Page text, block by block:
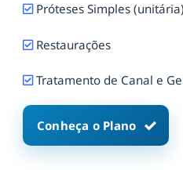
Próteses Simples (unitária)
Restaurações
Tratamento de Canal e
Conheça o Plano